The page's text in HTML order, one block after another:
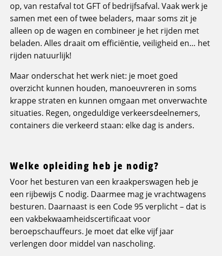
op, van restafval tot GFT of bedrijfsafval. Vaak werk je
samen met een of twee beladers, maar soms zit je
alleen op de wagen en combineer je het rijden met
beladen. Alles draait om efficiëntie, veiligheid en… het
rijden natuurlijk!
Maar onderschat het werk niet: je moet goed
overzicht kunnen houden, manoeuvreren in soms
krappe straten en kunnen omgaan met onverwachte
situaties. Regen, ongeduldige verkeersdeelnemers,
containers die verkeerd staan: elke dag is anders.
Welke opleiding heb je nodig?
Voor het besturen van een kraakperswagen heb je
een rijbewijs C nodig. Daarmee mag je vrachtwagens
besturen. Daarnaast is een Code 95 verplicht – dat is
een vakbekwaamheidscertificaat voor
beroepschauffeurs. Je moet dat elke vijf jaar
verlengen door middel van nascholing.